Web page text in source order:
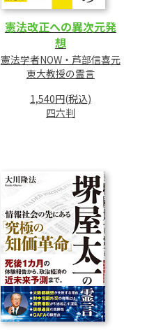
憲法改正への異次元発
想
憲法学者NOW・芦部信喜元
東大教授の霊言
1,540円(税込)
四六判